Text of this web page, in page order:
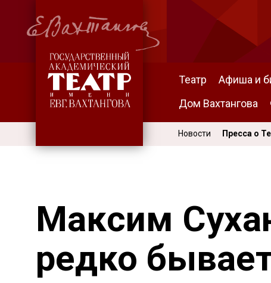
Театр Афиша и
Дом Вахтангова
Новости Пресса о
Максим
редко